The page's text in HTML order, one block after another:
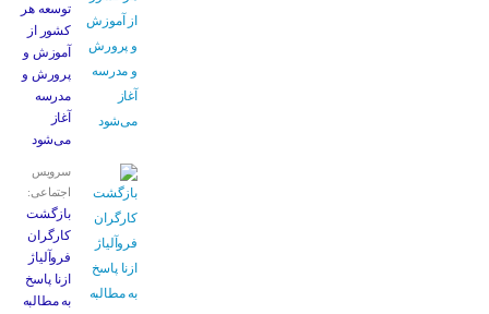
توسعه هر
کشور از
آموزش و
پرورش و
مدرسه
آغاز
می‌شود
سرویس
اجتماعی:
بازگشت
کارگران
فروآلیاژ
ازنا پاسخ
به مطالبه